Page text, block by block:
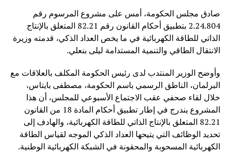
صادق مجلس الحكومة، أمس على مشروع المرسوم رقم
2.24.804 بتطبيق أحكام القانون رقم 82.21 المتعلق بالإنتاج
الذاتي للطاقة الكهربائية في ما يخص العداد الذكي، قدمته وزيرة
الانتقال الطاقي والتنمية المستدامة ليلى بنعلي.
وأوضح الوزير المنتدب لدى رئيس الحكومة المكلف بالعلاقات مع
البرلمان، الناطق الرسمي باسم الحكومة، مصطفى بايتاس،
خلال لقاء صحفي عقب الاجتماع الأسبوعي للمجلس، أن هذا
المشروع يندرج في إطار تطبيق أحكام المادة 18 من القانون
82.21 المتعلق بالإنتاج الذاتي للطاقة الكهربائية، والهادف إلى
تحديد الوظائف التي يتيحها العداد الذكي الموجه لقياس الطاقة
الكهربائية المسحوبة والمحقونة في الشبكة الكهربائية الوطنية.